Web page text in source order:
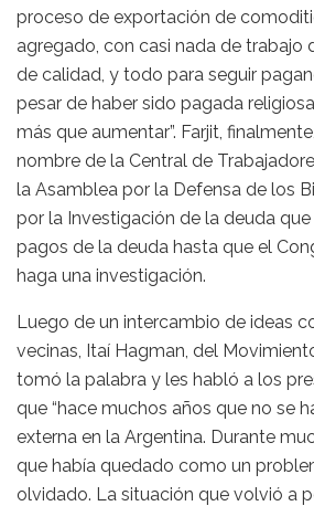
proceso de exportación de
agregado, con casi nada de trabajo
de calidad, y todo para seguir
pesar de haber sido pagada
más que aumentar”. Farjit,
nombre de la Central de
la Asamblea por la Defensa de los
por la Investigación de la deuda
pagos de la deuda hasta que el
haga una investigación.
Luego de un intercambio de ideas
vecinas, Itaí Hagman, del
tomó la palabra y les habló a los
que “hace muchos años que no se
externa en la Argentina. Durante
que había quedado como un
olvidado. La situación que volvió a